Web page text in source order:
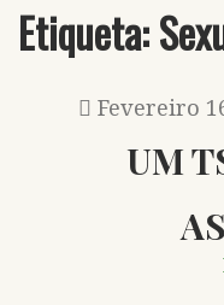
Etiqueta:
Fevereiro
UM